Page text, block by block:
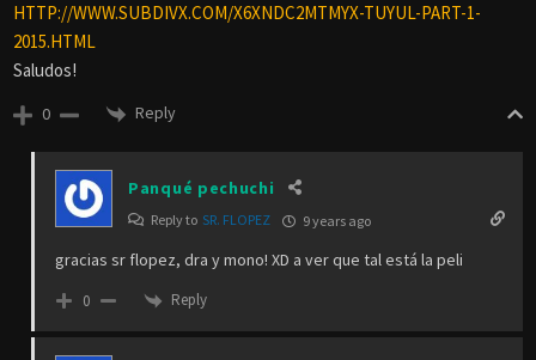
HTTP://WWW.SUBDIVX.COM/X6XNDC2MTMYX-TUYUL-PART-1-
2015.HTML
Saludos!
0 Reply
Panqué pechuchi
Reply to SR. FLOPEZ 9 years ago
gracias sr flopez, dra y mono! XD a ver que tal está la peli
0 Reply